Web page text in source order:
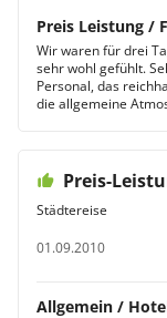
Preis Leistung /
Wir waren für drei
sehr wohl gefühlt.
Personal, das
die allgemeine
Preis-
Städtereise
01.09.2010
Allgemein /